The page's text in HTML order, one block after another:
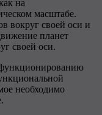
на
масштабе.
вокруг своей оси и
планет
своей оси.
необходимо